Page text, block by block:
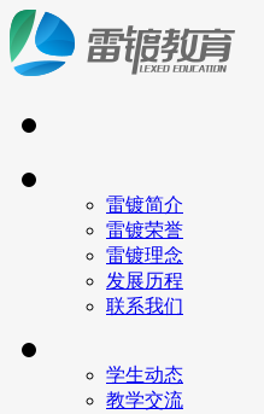
雷镀简介
雷镀荣誉
雷镀理念
发展历程
联系我们
学生动态
教学交流